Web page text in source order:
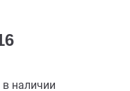
в наличии